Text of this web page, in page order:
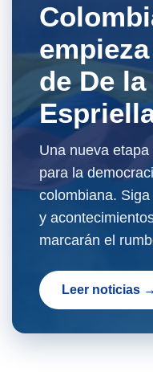
de De la
Una nueva
para la
colombiana.
y
marcarán el
Leer noticias →